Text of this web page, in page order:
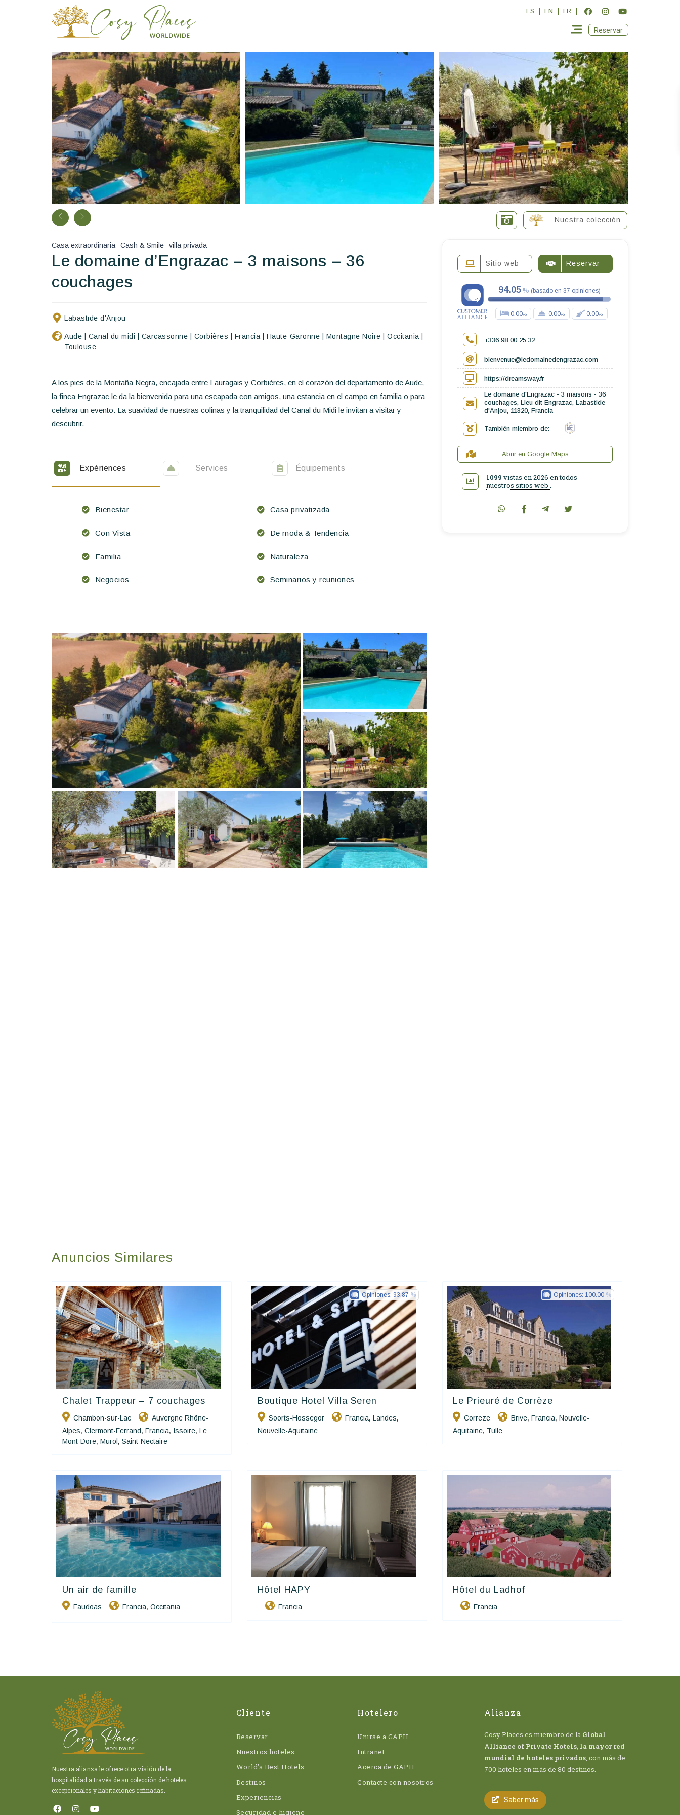
Inicio
Salud y seguridad
ES EN FR
Reservar
Nuestra colección
Casa extraordinaria Cash & Smile villa privada
Le domaine d’Engrazac – 3 maisons – 36
couchages
Labastide d'Anjou
Aude Canal du midi Carcassonne Corbières Francia Haute-Garonne Montagne Noire Occitania
Toulouse
A los pies de la Montaña Negra, encajada entre Lauragais y Corbières, en el corazón del departamento de Aude,
la finca Engrazac le da la bienvenida para una escapada con amigos, una estancia en el campo en familia o para
celebrar un evento. La suavidad de nuestras colinas y la tranquilidad del Canal du Midi le invitan a visitar y
descubrir.
Expériences Services Équipements
Bienestar Casa privatizada
Con Vista De moda & Tendencia
Familia Naturaleza
Negocios Seminarios y reuniones
Sitio web Reservar
94.05 (basado en 37 opiniones)
0.00 0.00 0.00
+336 98 00 25 32
bienvenue@ledomainedengrazac.com
https://dreamsway.fr
Le domaine d'Engrazac - 3 maisons - 36
couchages, Lieu dit Engrazac, Labastide
d'Anjou, 11320, Francia
También miembro de:
Abrir en Google Maps
1099 vistas en 2026 en todos
nuestros sitios web .
Anuncios Similares
Happy House
Chalet Trappeur – 7 couchages
Chambon-sur-Lac
Auvergne Rhône-
Alpes, Clermont-Ferrand , Francia, Issoire, Le
Mont-Dore, Murol , Saint-Nectaire
Charme Et Caractère Luxury
Hôtels De Charme & De Caractère
Boutique Hotel Villa Seren
Soorts-Hossegor Francia, Landes,
Nouvelle-Aquitaine
Opiniones: 93.87
Charme Et Caractère Luxury
Hôtels De Charme & De Caractère
Le Prieuré de Corrèze
Correze Brive, Francia, Nouvelle-
Aquitaine, Tulle
Opiniones: 100.00
Un air de famille
Faudoas Francia, Occitania
Hôtel HAPY
Francia
Hôtel du Ladhof
Francia
Nuestra alianza le ofrece otra visión de la
hospitalidad a través de su colección de hoteles
excepcionales y habitaciones refinadas.
Cliente
Reservar
Nuestros hoteles
World’s Best Hotels
Destinos
Experiencias
Seguridad e higiene
Hotelero
Unirse a GAPH
Intranet
Acerca de GAPH
Contacte con nosotros
Alianza
Cosy Places es miembro de la Global
Alliance of Private Hotels, la mayor red
mundial de hoteles privados, con más de
700 hoteles en más de 80 destinos.
Saber más